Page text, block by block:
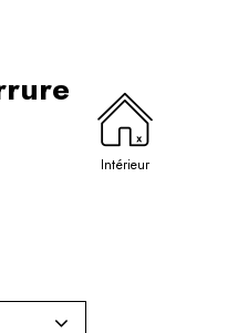
Intérieur